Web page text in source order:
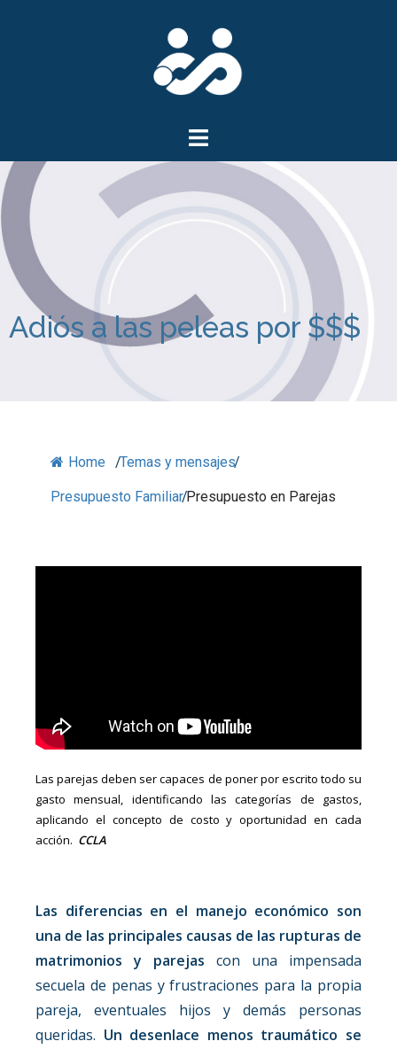
Adiós a las peleas por $$$
Home /Temas y mensajes/
Presupuesto Familiar/Presupuesto en Parejas
Las parejas deben ser capaces de poner por escrito todo su
gasto mensual, identificando las categorías de gastos,
aplicando el concepto de costo y oportunidad en cada
acción. CCLA
Las diferencias en el manejo económico son
una de las principales causas de las rupturas de
matrimonios y parejas con una impensada
secuela de penas y frustraciones para la propia
pareja, eventuales hijos y demás personas
queridas. Un desenlace menos traumático se